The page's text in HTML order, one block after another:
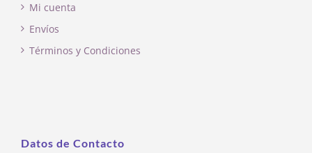
Mi cuenta
Envíos
Términos y Condiciones
Datos de Contacto